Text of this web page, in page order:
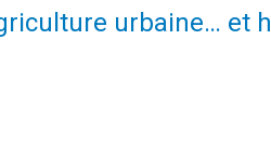
urbaine… et